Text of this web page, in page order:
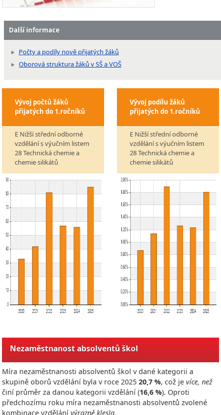
Další informace
Počty a podíly nově přijatých žáků
Oborová struktura žáků v SŠ a VOŠ
Vývoj počtů žáků
přijatých do 1.ročníků
E Nižší střední odborné
vzdělání s výučním listem
28 Technická chemie a
chemie silikátů
Vývoj podílu žáků
přijatých do 1.ročníků
E Nižší střední odborné
vzdělání s výučním listem
28 Technická chemie a
chemie silikátů
Nezaměstnanost absolventů škol
Míra nezaměstnanosti absolventů škol v dané kategorii a
skupině oborů vzdělání byla v roce 2025 20,7 %, což je více, než
činí průměr za danou kategorii vzdělání (16,6 %). Oproti
předchozímu roku míra nezaměstnanosti absolventů zvolené
kombinace vzdělání výrazně klesla.